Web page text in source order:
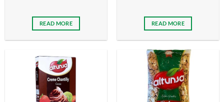
READ MORE READ MORE